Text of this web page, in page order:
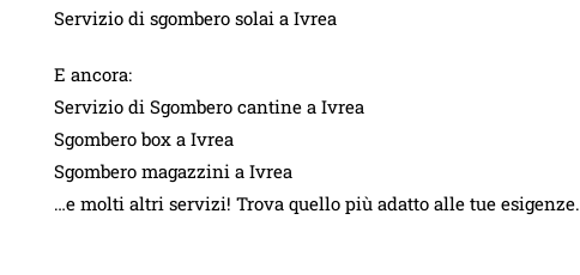
Servizio di sgombero solai a Ivrea
E ancora:
Servizio di Sgombero cantine a Ivrea
Sgombero box a Ivrea
Sgombero magazzini a Ivrea
…e molti altri servizi! Trova quello più adatto alle tue esigenze.